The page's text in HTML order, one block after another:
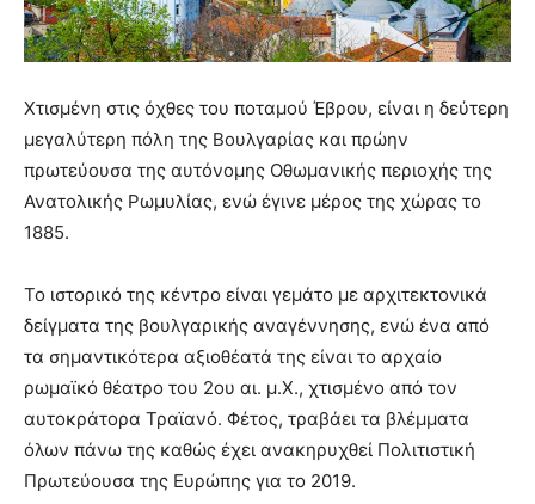
Χτισμένη στις όχθες του ποταμού Έβρου, είναι η δεύτερη
μεγαλύτερη πόλη της Βουλγαρίας και πρώην
πρωτεύουσα της αυτόνομης Οθωμανικής περιοχής της
Ανατολικής Ρωμυλίας, ενώ έγινε μέρος της χώρας το
1885.
Το ιστορικό της κέντρο είναι γεμάτο με αρχιτεκτονικά
δείγματα της βουλγαρικής αναγέννησης, ενώ ένα από
τα σημαντικότερα αξιοθέατά της είναι το αρχαίο
ρωμαϊκό θέατρο του 2ου αι. μ.Χ., χτισμένο από τον
αυτοκράτορα Τραϊανό. Φέτος, τραβάει τα βλέμματα
όλων πάνω της καθώς έχει ανακηρυχθεί Πολιτιστική
Πρωτεύουσα της Ευρώπης για το 2019.